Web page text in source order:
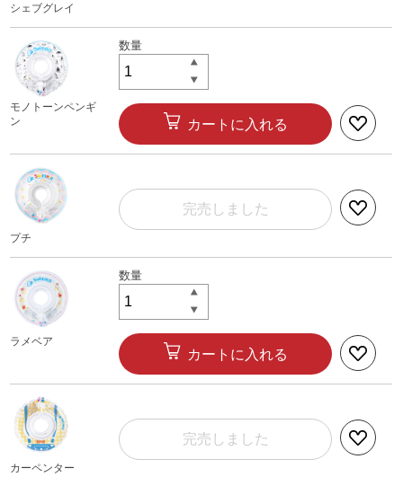
シェブグレイ
モノトーンペンギ
ン
カートに入れる
プチ
完売しました
ラメベア
カートに入れる
カーペンター
完売しました